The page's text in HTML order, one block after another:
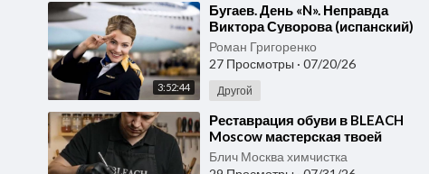
3:52:44
⁣Бугаев. День «N». Неправда
Виктора Суворова (испанский)
1.mp3
Роман Григоренко
27 Просмотры · 07/20/26
Другой
⁣Реставрация обуви в BLEACH
Moscow мастерская твоей
мечты для кожаной пары
Блич Москва химчистка